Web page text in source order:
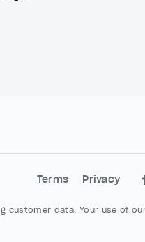
Terms Privacy
customer data. Your use of